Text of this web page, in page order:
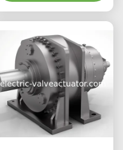
cementindustrie